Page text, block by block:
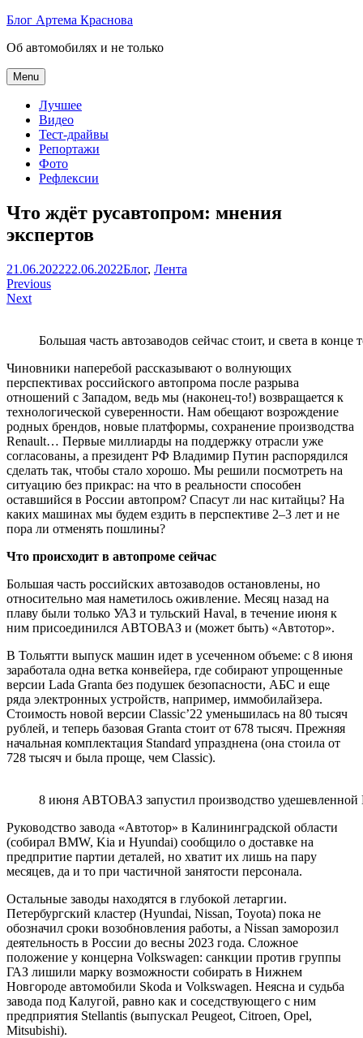
Skip
content
Блог Артема Краснова
Об автомобилях и не только
Menu
Лучшее
Видео
Тест-драйвы
Репортажи
Фото
Рефлексии
Что ждёт русавтопром: мнения
экспертов
Артем
Краснов
21.06.202222.06.2022Блог, Лента
Навигация
по
Previous
Next
Большая часть автозаводов сейчас стоит, и света в
Чиновники наперебой рассказывают о волнующих
перспективах российского автопрома после разрыва
отношений с Западом, ведь мы (наконец-то!) возвращается к
технологической суверенности. Нам обещают возрождение
родных брендов, новые платформы, сохранение производства
Renault… Первые миллиарды на поддержку отрасли уже
согласованы, а президент РФ Владимир Путин распорядился
сделать так, чтобы стало хорошо. Мы решили посмотреть на
ситуацию без прикрас: на что в реальности способен
оставшийся в России автопром? Спасут ли нас китайцы? На
каких машинах мы будем ездить в перспективе 2–3 лет и не
пора ли отменять пошлины?
Что происходит в автопроме сейчас
Большая часть российских автозаводов остановлены, но
относительно мая наметилось оживление. Месяц назад на
плаву были только УАЗ и тульский Haval, в течение июня к
ним присоединился АВТОВАЗ и (может быть) «Автотор».
В Тольятти выпуск машин идет в усеченном объеме: с 8 июня
заработала одна ветка конвейера, где собирают упрощенные
версии Lada Granta без подушек безопасности, АБС и еще
ряда электронных устройств, например, иммобилайзера.
Стоимость новой версии Classic’22 уменьшилась на 80 тысяч
рублей, и теперь базовая Granta стоит от 678 тысяч. Прежняя
начальная комплектация Standard упразднена (она стоила от
728 тысяч и была проще, чем Classic).
8 июня АВТОВАЗ запустил производство удешевленной
Руководство завода «Автотор» в Калининградской области
(собирал BMW, Kia и Hyundai) сообщило о доставке на
предпритие партии деталей, но хватит их лишь на пару
месяцев, да и то при частичной занятости персонала.
Остальные заводы находятся в глубокой летаргии.
Петербургский кластер (Hyundai, Nissan, Toyota) пока не
обозначил сроки возобновления работы, а Nissan заморозил
деятельность в России до весны 2023 года. Сложное
положение у концерна Volkswagen: санкции против группы
ГАЗ лишили марку возможности собирать в Нижнем
Новгороде автомобили Skoda и Volkswagen. Неясна и судьба
завода под Калугой, равно как и соседствующего с ним
предприятия Stellantis (выпускал Peugeot, Citroen, Opel,
Mitsubishi).